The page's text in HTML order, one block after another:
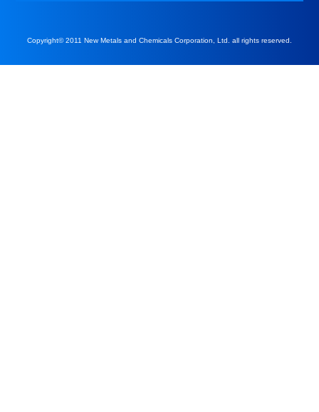
Copyright© 2011 New Metals and Chemicals Corporation, Ltd. all rights reserved.